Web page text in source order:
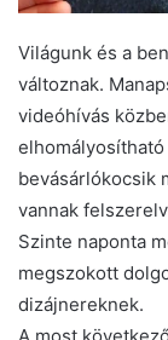
Világunk és a
változnak.
videóhívás
bevásárlókocsik
vannak
Szinte naponta
megszokott
dizájnereknek.